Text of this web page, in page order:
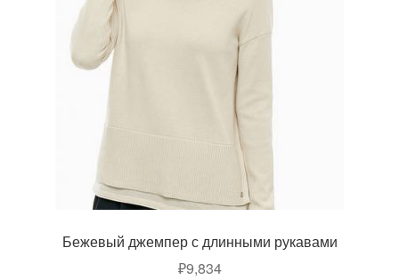
Бежевый джемпер с длинными рукавами
₽9,834